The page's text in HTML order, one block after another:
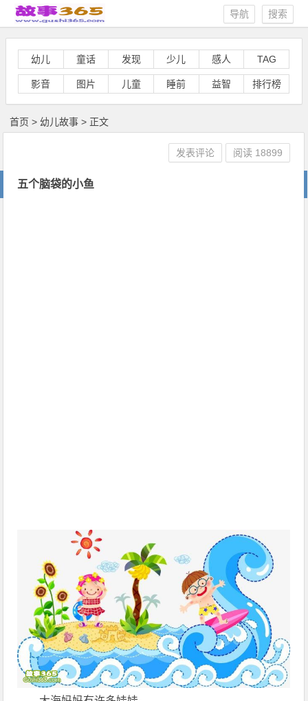
搜索
导航
幼儿 童话 发现 少儿 感人 TAG
影音 图片 儿童 睡前 益智 排行榜
首页 > 幼儿故事 > 正文
五个脑袋的小鱼
发表评论 阅读 18899